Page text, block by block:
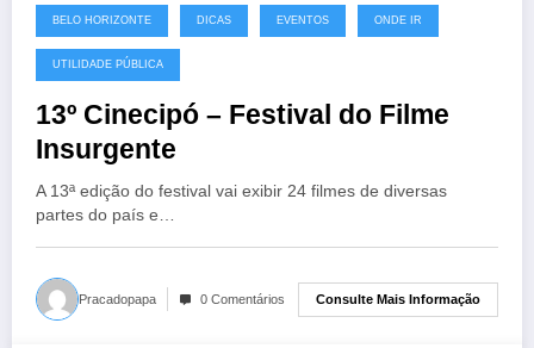
BELO HORIZONTE DICAS EVENTOS ONDE IR
UTILIDADE PÚBLICA
13º Cinecipó – Festival do Filme
Insurgente
A 13ª edição do festival vai exibir 24 filmes de diversas
partes do país e…
Pracadopapa 0 Comentários Consulte Mais Informação